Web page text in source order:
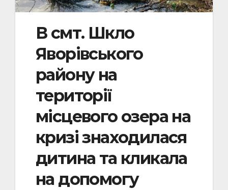
В смт. Шкло
Яворівського
району на
території
місцевого озера на
кризі знаходилася
дитина та кликала
на допомогу